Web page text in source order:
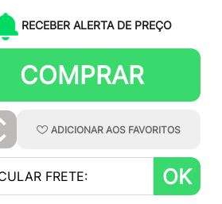
RECEBER ALERTA DE PREÇO
COMPRAR
ADICIONAR AOSFAVORITOS
OK